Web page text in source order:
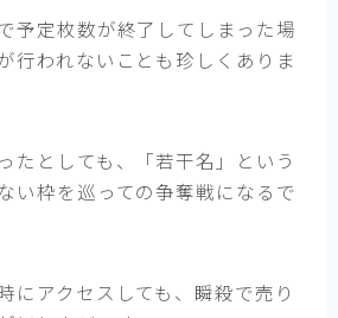
予定枚数が終了してしまった場
行われないことも珍しくありま
たとしても、「若干名」という
い枠を巡っての争奪戦になるで
にアクセスしても、瞬殺で売り